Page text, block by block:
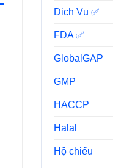
Dịch Vụ ✅
FDA ✅
GlobalGAP
GMP
HACCP
Halal
Hộ chiếu